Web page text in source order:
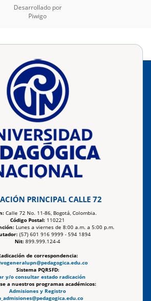
Desarrollado por
Piwigo
PRINCIPAL CALLE 72
Calle 72 No. 11-86, Bogotá, Colombia.
Código Postal: 110221
Lunes a viernes de 8:00 a.m. a 5:00 p.m.
(57) 601 916 9999 - 594 1894
Nit: 899.999.124-4
de correspondencia:
Sistema PQRSFD:
y/o consultar estado radicación
a nuestros programas académicos:
Admisiones y Registro